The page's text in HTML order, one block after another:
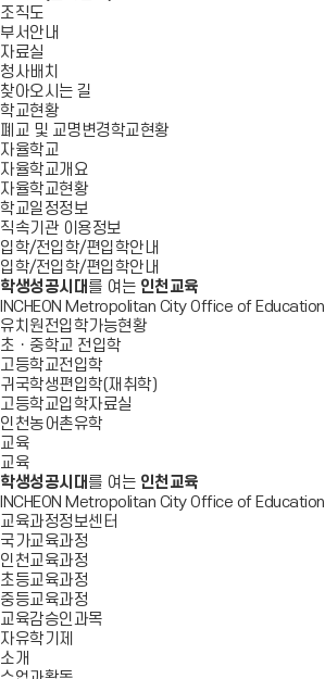
조직도
부서안내
자료실
청사배치
찾아오시는 길
학교현황
폐교 및 교명변경학교현황
자율학교
자율학교개요
자율학교현황
학교일정정보
직속기관 이용정보
입학/전입학/편입학안내
입학/전입학/편입학안내
학생성공시대 를 여는 인천교육
INCHEON Metropolitan City Office of Education
유치원전입학가능현황
초ㆍ중학교 전입학
고등학교전입학
귀국학생편입학(재취학)
고등학교입학자료실
인천농어촌유학
교육
교육
학생성공시대 를 여는 인천교육
INCHEON Metropolitan City Office of Education
교육과정정보센터
국가교육과정
인천교육과정
초등교육과정
중등교육과정
교육감승인과목
자유학기제
소개